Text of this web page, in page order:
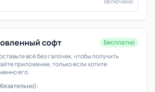
софт
Бесплатно
всё без галочек, чтобы получить
приложение, только если хотите
его.